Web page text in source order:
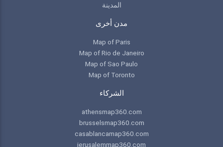
المدينة
مدن أخرى
Map of Paris
Map of Rio de Janeiro
Map of Sao Paulo
Map of Toronto
الشركاء
athensmap360.com
brusselsmap360.com
casablancamap360.com
jerusalemmap360.com